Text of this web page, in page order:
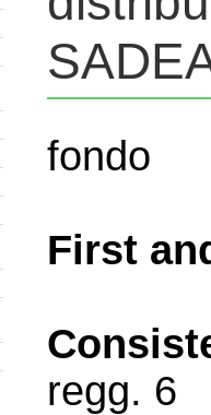
fondo
First
regg. 6